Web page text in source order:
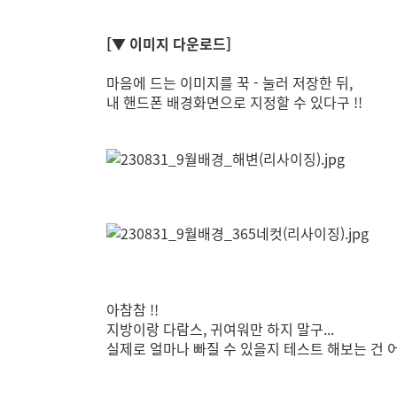
[▼ 이미지 다운로드]
마음에 드는 이미지를 꾹 - 눌러 저장한 뒤,
내 핸드폰 배경화면으로 지정할 수 있다구 !!
아참참 !!
지방이랑 다람스, 귀여워만 하지 말구...
실제로 얼마나 빠질 수 있을지 테스트 해보는 건